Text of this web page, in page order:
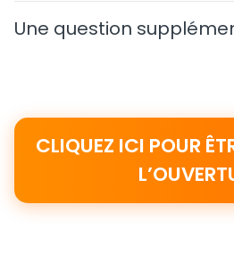
Une question
CLIQUEZ ICI POUR